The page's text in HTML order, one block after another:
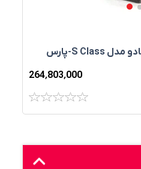
جارو شارژی عصایی تورنادو مدل S Class-پارس
264٬803٬000